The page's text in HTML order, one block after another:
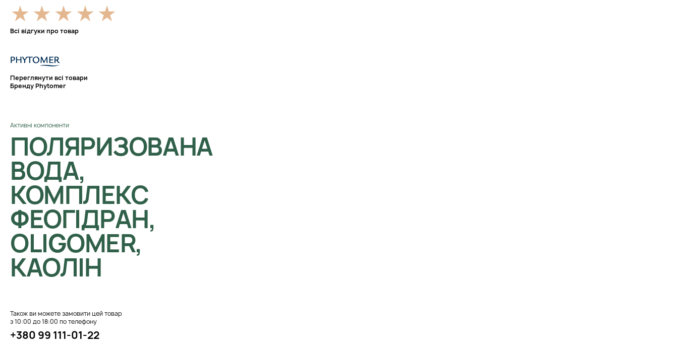
Всі відгуки про товар
Переглянути всі товари
Бренду Phytomer
Активні компоненти
ПОЛЯРИЗОВАНА
ВОДА,
КОМПЛЕКС
ФЕОГІДРАН,
OLIGOMER,
КАОЛІН
Також ви можете замовити цей товар
з 10:00 до 18:00 по телефону
+380 99 111-01-22